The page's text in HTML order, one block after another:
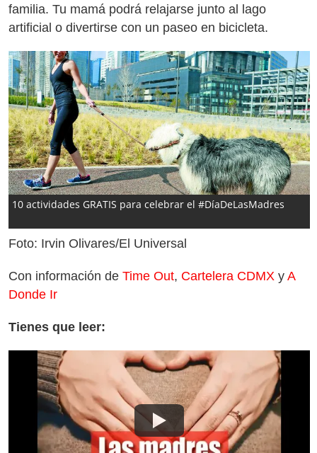
familia. Tu mamá podrá relajarse junto al lago
artificial o divertirse con un paseo en bicicleta.
10 actividades GRATIS para celebrar el #DíaDeLasMadres
Foto: Irvin Olivares/El Universal
Con información de Time Out, Cartelera CDMX y A
Donde Ir
Tienes que leer: